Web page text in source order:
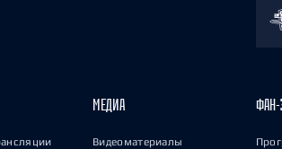
МЕДИА
Видеоматериалы
ФАН-